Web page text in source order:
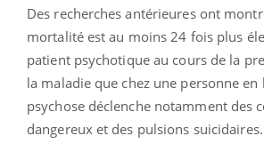
Des recherches antérieures ont
mortalité est au moins 24 fois plus
patient psychotique au cours de la
la maladie que chez une personne en
psychose déclenche notamment des
dangereux et des pulsions suicidaires.